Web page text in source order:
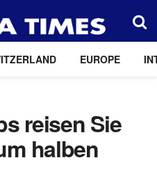
EUROPE
reisen Sie
halben